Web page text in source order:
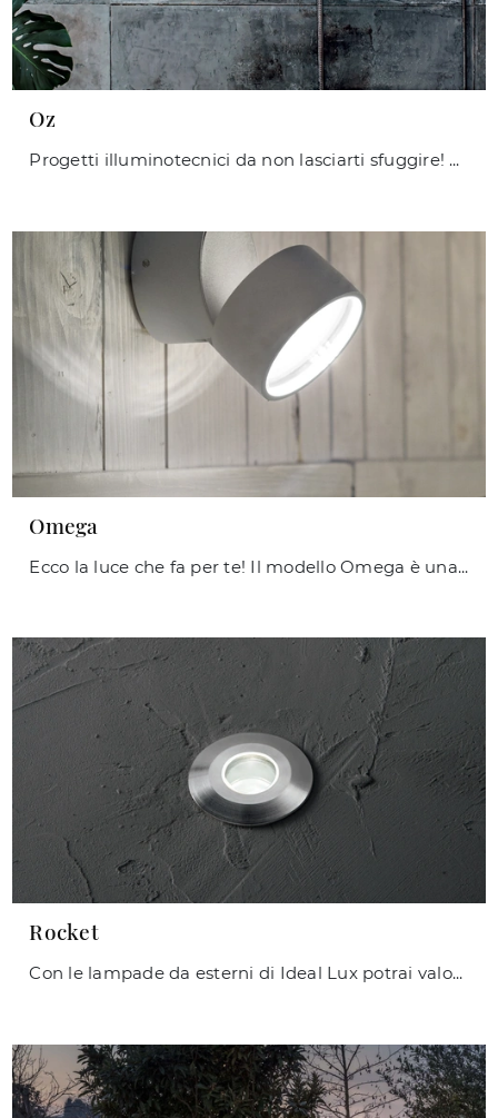
Oz
Progetti illuminotecnici da non lasciarti sfuggire! Ti presentiamo la lampada da parete Oz di Ideal Lux.
Omega
Ecco la luce che fa per te! Il modello Omega è una delle nostre lampade da esterni di Ideal Lux.
Rocket
Con le lampade da esterni di Ideal Lux potrai valorizzare i tuoi locali: clicca e scopri Rocket!